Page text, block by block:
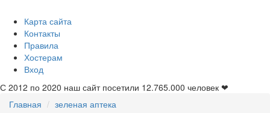
Карта сайта
Контакты
Правила
Хостерам
Вход
С 2012 по 2020 наш сайт посетили 12.765.000 человек ❤
Главная
зеленая аптека